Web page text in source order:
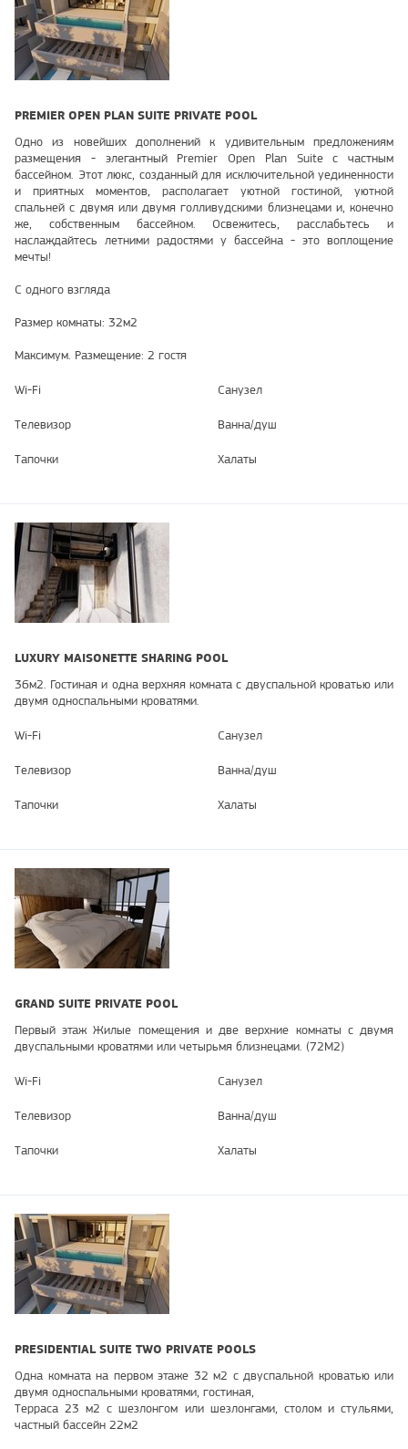
PREMIER OPEN PLAN SUITE PRIVATE POOL
Одно из новейших дополнений к удивительным предложениям
размещения - элегантный Premier Open Plan Suite с частным
бассейном. Этот люкс, созданный для исключительной уединенности
и приятных моментов, располагает уютной гостиной, уютной
спальней с двумя или двумя голливудскими близнецами и, конечно
же, собственным бассейном. Освежитесь, расслабьтесь и
наслаждайтесь летними радостями у бассейна - это воплощение
мечты!
С одного взгляда
Размер комнаты: 32м2
Максимум. Размещение: 2 гостя
Wi-Fi Санузел
Телевизор Ванна/душ
Тапочки Халаты
LUXURY MAISONETTE SHARING POOL
36м2. Гостиная и одна верхняя комната с двуспальной кроватью или
двумя односпальными кроватями.
Wi-Fi Санузел
Телевизор Ванна/душ
Тапочки Халаты
GRAND SUITE PRIVATE POOL
Первый этаж Жилые помещения и две верхние комнаты с двумя
двуспальными кроватями или четырьмя близнецами. (72Μ2)
Wi-Fi Санузел
Телевизор Ванна/душ
Тапочки Халаты
PRESIDENTIAL SUITE TWO PRIVATE POOLS
Одна комната на первом этаже 32 м2 с двуспальной кроватью или
двумя односпальными кроватями, гостиная,
Терраса 23 м2 с шезлонгом или шезлонгами, столом и стульями,
частный бассейн 22м2